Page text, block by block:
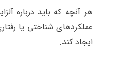
هر آنچه که باید درباره
عملکردهای شناختی یا
ایجاد کند.